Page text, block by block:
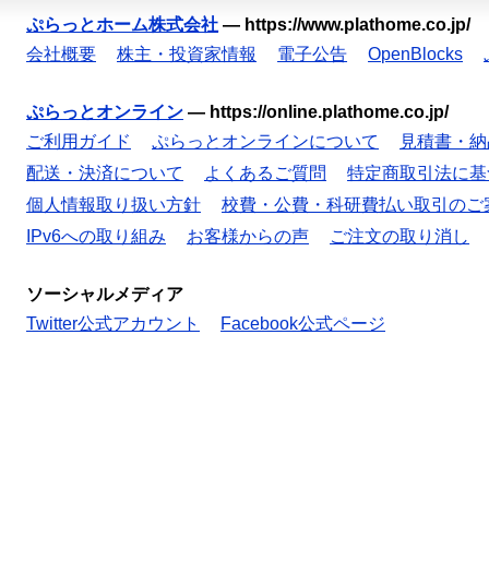
ぷらっとホーム株式会社 — https://www.plathome.co.jp/
会社概要
株主・投資家情報 電子公告 OpenBlocks
ぷらっとオンライン — https://online.plathome.co.jp/
ご利用ガイド
ぷらっとオンラインについて
見積書・
配送・決済について
よくあるご質問
特定商取引法に
個人情報取り扱い方針
校費・公費・科研費払い取引のご
IPv6への取り組み
お客様からの声 ご注文の取り消し
ソーシャルメディア
Twitter公式アカウント
Facebook公式ページ